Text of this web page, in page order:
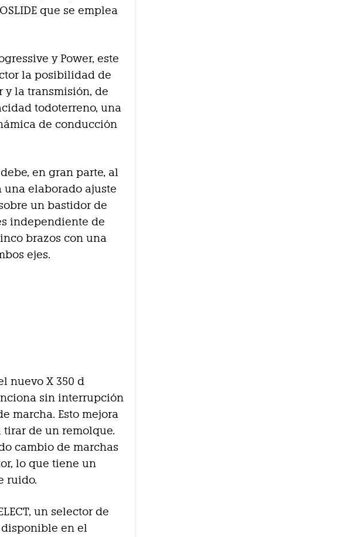
que se emplea
y Power, este
la posibilidad de
y la transmisión, de
todoterreno, una
de conducción
en gran parte, al
una elaborado ajuste
un bastidor de
independiente de
brazos con una
ejes.
nuevo X 350 d
sin interrupción
marcha. Esto mejora
de un remolque.
cambio de marchas
lo que tiene un
ruido.
un selector de
en el